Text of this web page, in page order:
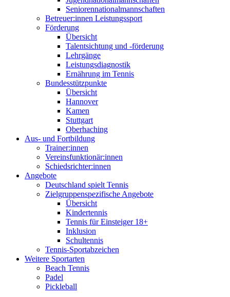
Seniorennationalmannschaften
Betreuer:innen Leistungssport
Förderung
Übersicht
Talentsichtung und -förderung
Lehrgänge
Leistungsdiagnostik
Ernährung im Tennis
Bundesstützpunkte
Übersicht
Hannover
Kamen
Stuttgart
Oberhaching
Aus- und Fortbildung
Trainer:innen
Vereinsfunktionär:innen
Schiedsrichter:innen
Angebote
Deutschland spielt Tennis
Zielgruppenspezifische Angebote
Übersicht
Kindertennis
Tennis für Einsteiger 18+
Inklusion
Schultennis
Tennis-Sportabzeichen
Weitere Sportarten
Beach Tennis
Padel
Pickleball